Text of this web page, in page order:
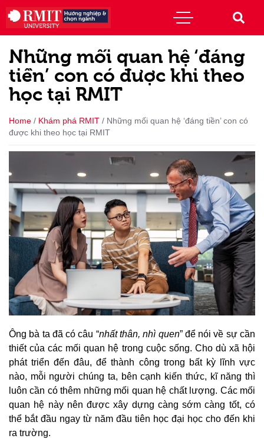
Những mối quan hệ ‘đáng
tiền’ con có được khi theo
học tại RMIT
Home / Khám phá RMIT / Những mối quan hệ ‘đáng tiền’ con có
được khi theo học tại RMIT
Ông bà ta đã có câu “nhất thân, nhì quen” để nói về sự cần
thiết của các mối quan hệ trong cuộc sống. Cho dù xã hội
phát triển đến đâu, để thành công trong bất kỳ lĩnh vực
nào, mỗi người chúng ta, bên cạnh kiến thức, kĩ năng thì
luôn cần có thêm những mối quan hệ chất lượng. Các mối
quan hệ này nên được xây dựng càng sớm càng tốt, có
thể bắt đầu ngay từ năm đầu tiên học đại học cho đến khi
ra trường.